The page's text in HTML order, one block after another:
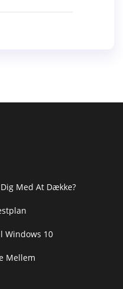
Med At Dække?
Windows 10
Mellem